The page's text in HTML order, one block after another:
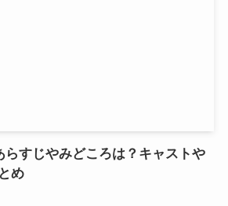
らすじやみどころは？キャストや
め